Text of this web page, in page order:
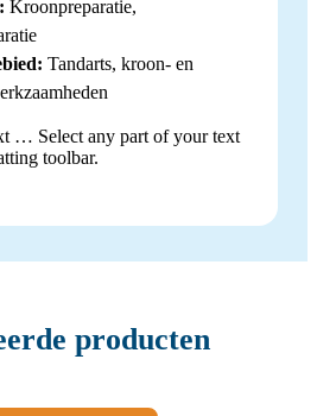
Kroonpreparatie,
Tandarts, kroon- en
… Select any part of your text
toolbar.
producten